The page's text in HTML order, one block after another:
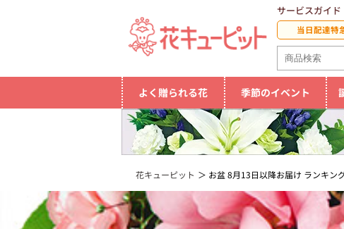
サービスガイド
当日配達特
よく贈られる花 季節のイベント
花キューピット お盆 8月13日以降お届け ランキン